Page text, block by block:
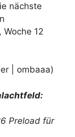
nächste
12
| ombaaa)
Preload für